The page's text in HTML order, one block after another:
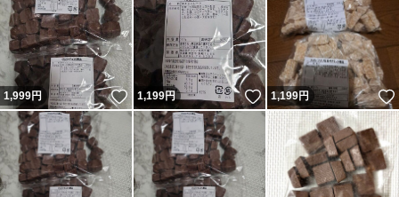
1,999円 いいね！
1,199円 いいね！
1,199円